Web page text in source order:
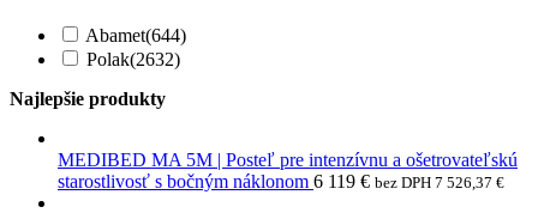
Abamet(644)
Polak(2632)
Najlepšie produkty
MEDIBED MA 5M | Posteľ pre intenzívnu a ošetrovateľskú
starostlivosť s bočným náklonom 6 119 € bez DPH 7 526,37 €